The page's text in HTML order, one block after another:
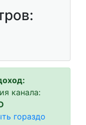
канала:
гораздо